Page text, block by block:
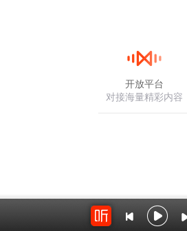
开放平台
对接海量精彩内容